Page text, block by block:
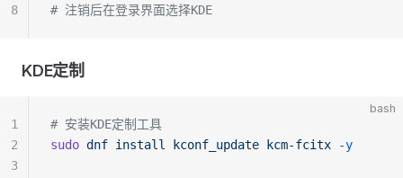
# 注销后在登录界面选择KDE
8
KDE定制
bash
# 安装KDE定制工具
sudo dnf install kconf_update kcm-fcitx -y
1
2
3